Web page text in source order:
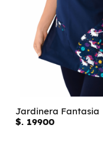
Fantasia